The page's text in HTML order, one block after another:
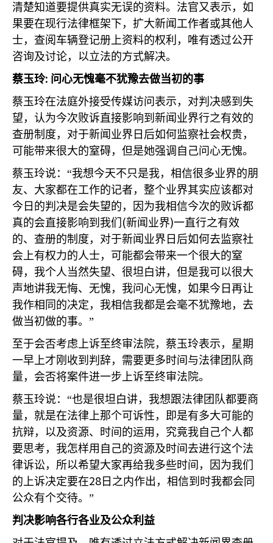
清楚知道要提供真实无误的资料。法官又表示，如
果要在现行法律框架下，扩大新闻工作者或其他人
士，查阅车辆登记册上资料的权利，唯有透过公开
咨询及讨论，以立法的方式解决。
蔡玉玲: 问心无愧毫不犹豫去做当初的事
蔡玉玲在法庭外接受传媒访问表示，对判决感到失
望，认为今次败诉直接影响到新闻业界行之有效的
查册制度，对于新闻业界日后如何监察社会权贵，
可能带来很大的窒碍，但是她强调自己问心无愧。
蔡玉玲说：“我想今天不只是我，相信很多业界的朋
友、大家都在工作的记者，整个业界其实应该都对
今日的判决是会失望的，因为我相信今次的败诉都
真的会直接影响到我们 (新闻业界)一直行之有效
的、查册的制度，对于新闻业界日后如何去监察社
会上有权力的人士，可能都会带来一个很大的窒
碍，我个人当然失望、很坦白讲，但是我可以很大
声地讲我无悔、无愧，我问心无愧，如果今日再让
我作相同的决定，我相信我都是会毫不犹豫地，去
做当初做的事。”
至于会否考虑上诉至终审法院，蔡玉玲表示，星期
一早上才刚收到判辞，需要更多时间与法律团队商
量，会否将案件进一步上诉至终审法院。
蔡玉玲说：“也是很坦白讲，我想跟法律团队都要商
量，就是在法律上那个可诉性，即是有多大可能的
抗辩，以及资源、时间的运用，究竟我自己个人都
要思考，我怎样用自己的资源及时间去进行这个法
律诉讼，所以希望大家再给我多些时间，因为我们
的上诉决定要在28 日之内作出，相信到时我都会同
公众有个交待。”
判决影响各行各业及公众利益